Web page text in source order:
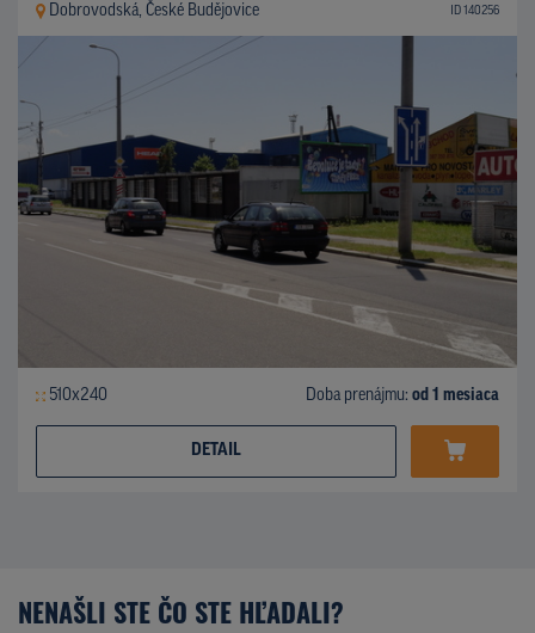
Dobrovodská, České Budějovice ID 140256
510x240 Doba prenájmu: od 1 mesiaca
DETAIL
NENAŠLI STE ČO STE HĽADALI?